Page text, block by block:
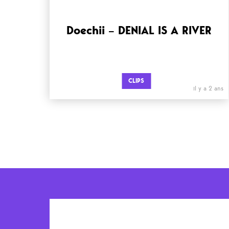
Doechii – DENIAL IS A RIVER
CLIPS
il y a 2 ans